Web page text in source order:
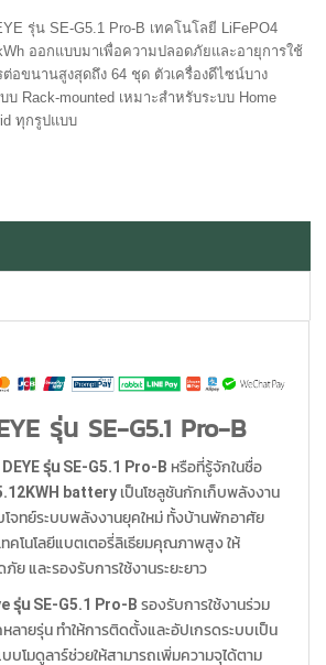
รุ่น SE-G5.1 Pro-B เทคโนโลยี LiFePO4
ออกแบบมาเพื่อความปลอดภัยและอายุการใช้
อขนานสูงสุดถึง 64 ชุด ตัวเครื่องดีไซน์บาง
Rack-mounted เหมาะสำหรับระบบ Home
ทุกรูปแบบ
รุ่น SE-G5.1 Pro-B
DEYE รุ่น SE-G5.1 Pro-B หรือที่รู้จักในชื่อ
battery เป็นโซลูชันกักเก็บพลังงาน
จทย์ระบบพลังงานยุคใหม่ ทั้งบ้านพักอาศัย
คโนโลยีแบตเตอรี่ลิเธียมคุณภาพสูง ให้
ย และรองรับการใช้งานระยะยาว
รุ่น SE-G5.1 Pro-B รองรับการใช้งานร่วม
ลายรุ่น ทำให้การติดตั้งและอัปเกรดระบบเป็น
บโมดูลาร์ช่วยให้สามารถเพิ่มความจุได้ตาม